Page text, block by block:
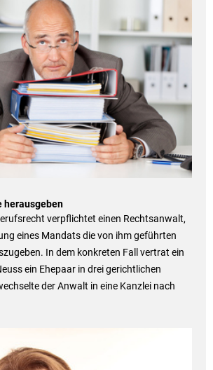
herausgeben
verpflichtet einen Rechtsanwalt,
eines Mandats die von ihm geführten
In dem konkreten Fall vertrat ein
ein Ehepaar in drei gerichtlichen
der Anwalt in eine Kanzlei nach